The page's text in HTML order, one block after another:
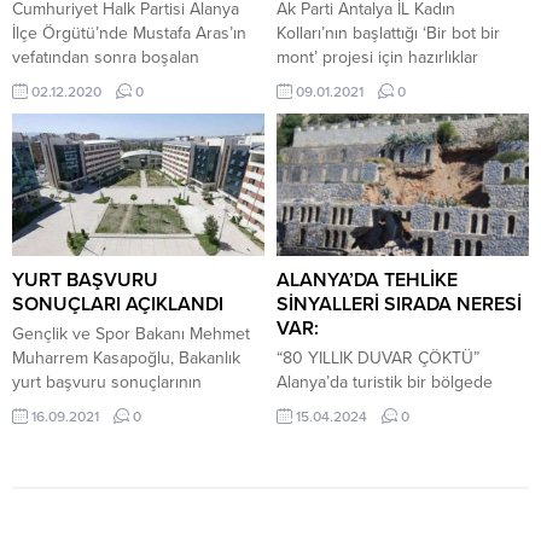
Cumhuriyet Halk Partisi Alanya
İlçe Örgütü’nde Mustafa Aras’ın
vefatından sonra boşalan
Örgütlerden Sorumlu İlçe Başkan
Yardımcılığı görevine Tekin
Açıkalın getirildi. Cumhuriyet Halk
Partisi Alanya İlçe Örgütü,
yönetim kurulu toplantısının
ardından geçtiğimiz günlerde
vefat eden Örgütlerden Sorumlu
İlçe Başkan Yardımcısı Mustafa
Aras’ın yerine Tekin Açıkalın’ı
görevlendirdi. Partide Sivil Toplum
Örgütleri’nden Sorumlu...
02.12.2020 0
Ak Parti Antalya İL Kadın
Kolları’nın başlattığı ‘Bir bot bir
mont’ projesi için hazırlıklar
sürüyor. Adalet ve Kalkınma
Partisi (Ak Parti) Antalya İl Kadın
Kolları Başkanı Ayşe Keyik Yılmaz
önderliğinde bir proje başlatıldı.
‘Bir bot bir mont’ projesi
kapsamında ihtiyacı olan
çocuklara bugünlerde kendisini
iyice hissettirmeye başlayan
kışayı öncesi bot...
09.01.2021 0
YURT BAŞVURU
SONUÇLARI AÇIKLANDI
Gençlik ve Spor Bakanı Mehmet
Muharrem Kasapoğlu, Bakanlık
yurt başvuru sonuçlarının
açıklandığını duyurdu. Kasapoğlu,
sosyal medya hesabından yaptığı
16.09.2021 0
ALANYA’DA TEHLİKE
SİNYALLERİ SIRADA NERESİ
VAR:
“80 YILLIK DUVAR ÇÖKTÜ”
Alanya’da turistik bir bölgede
bulunan yaklaşık 80 yıllık duvarda
çökme meydana geldi.
15.04.2024 0